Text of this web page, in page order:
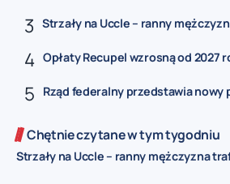
Strzały na Uccle – ranny
Opłaty Recupel wzrosną od 2027
Rząd federalny przedstawia nowy
Chętnie czytane w tym tygodniu
Strzały na Uccle – ranny mężczyzna